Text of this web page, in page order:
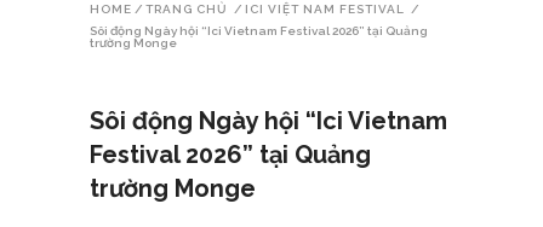
HOME / TRANG CHỦ / ICI VIỆT NAM FESTIVAL
/
Sôi động Ngày hội “Ici Vietnam Festival 2026” tại Quảng
trường Monge
Sôi động Ngày hội “Ici Vietnam
Festival 2026” tại Quảng
trường Monge